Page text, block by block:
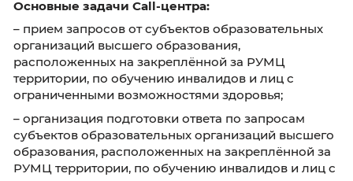
Обращение через портал
инклюзивноеобразование.рф: https://
инклюзивноеобразование.рф/вопросы/
Цель Call-центра: организация, развитие и
распространение системы
консультирования по вопросам
образования.
Основные задачи Call-центра: